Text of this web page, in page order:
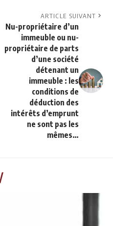
ARTICLE SUIVANT
Nu-propriétaire d’un
immeuble ou nu-
propriétaire de parts
d’une société
détenant un
immeuble : les
conditions de
déduction des
intérêts d’emprunt
ne sont pas les
mêmes…